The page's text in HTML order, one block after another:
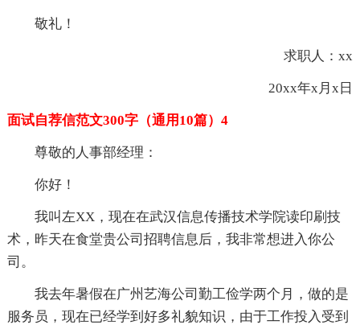
敬礼！
求职人：xx
20xx年x月x日
面试自荐信范文300字（通用10篇）4
尊敬的人事部经理：
你好！
我叫左XX，现在在武汉信息传播技术学院读印刷技
术，昨天在食堂贵公司招聘信息后，我非常想进入你公
司。
我去年暑假在广州艺海公司勤工俭学两个月，做的是
服务员，现在已经学到好多礼貌知识，由于工作投入受到